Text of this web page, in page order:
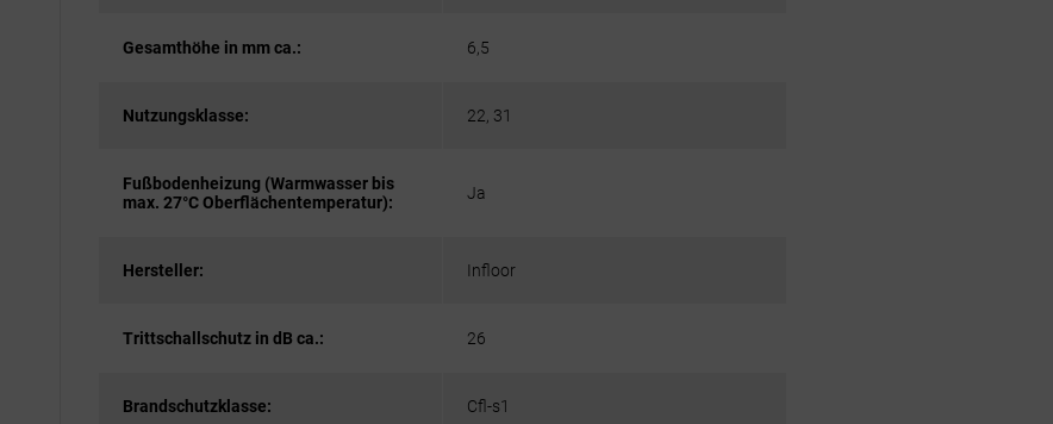
Gesamthöhe in mm ca.: 6,5
Nutzungsklasse: 22, 31
Fußbodenheizung (Warmwasser bis
max. 27°C Oberflächentemperatur):
Ja
Hersteller: Infloor
Trittschallschutz in dB ca.: 26
Brandschutzklasse: Cfl-s1